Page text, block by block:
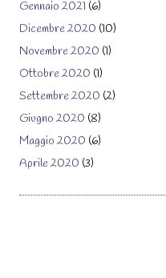
Gennaio 2021 (6)
Dicembre 2020 (10)
Novembre 2020 (1)
Ottobre 2020 (1)
Settembre 2020 (2)
Giugno 2020 (8)
Maggio 2020 (6)
Aprile 2020 (3)